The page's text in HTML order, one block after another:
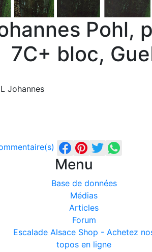
Pohl,
7C+ bloc,
Johannes
Menu
Base de données
Médias
Articles
Forum
Escalade Alsace Shop - Achetez
topos en ligne